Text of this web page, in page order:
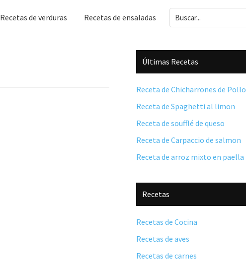
Recetas de verduras Recetas de ensaladas Buscar...
Barra
lateral
principal
Últimas Recetas
Receta de Chicharrones de Pollo
Receta de Spaghetti al limon
Receta de soufflé de queso
Receta de Carpaccio de salmon
Receta de arroz mixto en paella
Recetas
Recetas de Cocina
Recetas de aves
Recetas de carnes